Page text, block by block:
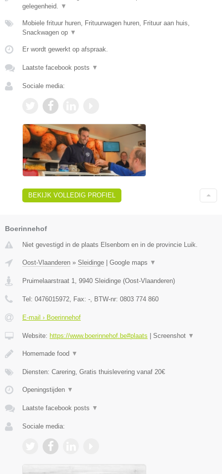
gelegenheid. ▼
Mobiele frituur huren, Frituurwagen huren, Frituur aan huis,
Snackwagen op ▼
Er wordt gewerkt op afspraak.
Laatste facebook posts ▼
Sociale media:
BEKIJK VOLLEDIG PROFIEL
Boerinnehof
Niet gevestigd in de plaats Elsenborn en in de provincie Luik.
Oost-Vlaanderen » Sleidinge Google maps ▼
Pruimelaarstraat 1, 9940 Sleidinge (Oost-Vlaanderen)
Tel: 0476015972, Fax: -, BTW-nr: 0803 774 860
E-mail › Boerinnehof
Website: https://www.boerinnehof.be#plaats Screenshot ▼
Homemade food ▼
Diensten: Carering, Gratis thuislevering vanaf 20€
Openingstijden ▼
Laatste facebook posts ▼
Sociale media: